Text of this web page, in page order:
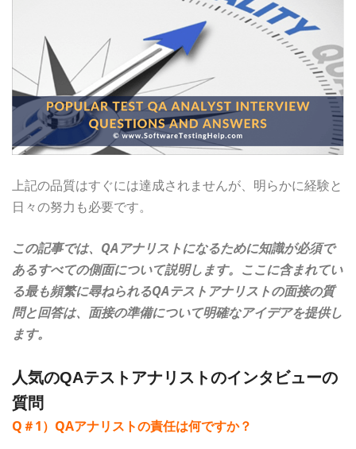
上記の品質はすぐには達成されませんが、明らかに経験と
日々の努力も必要です。
この記事では、QAアナリストになるために知識が必須で
あるすべての側面について説明します。ここに含まれてい
る最も頻繁に尋ねられるQAテストアナリストの面接の質
問と回答は、面接の準備について明確なアイデアを提供し
ます。
人気のQAテストアナリストのインタビューの
質問
Q＃1）QAアナリストの責任は何ですか？